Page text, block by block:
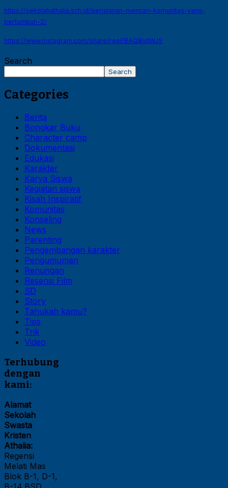
https://sekolahathalia.sch.id/perjalanan-mencari-komunitas-yang-
bertumbuh-2/
https://www.instagram.com/share/reel/BAQ8iidWJ5
Search
Search
Categories
Berita
Bongkar Buku
Character camp
Dokumentasi
Edukasi
Karakter
Karya Siswa
Kegiatan siswa
Kisah Inspiratif
Komunitas
Konseling
News
Parenting
Pengembangan karakter
Pengumuman
Renungan
Resensi Film
SD
Story
Tahukah kamu?
Tips
Trik
Video
Terhubung
dengan
kami:
Alamat
Sekolah
Swasta
Kristen
Athalia:
Regensi
Melati Mas
Blok B-1, D-1,